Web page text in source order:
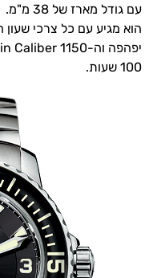
עם גודל מארז של 38 מ"מ.
הוא מגיע עם כל צרכי
100 שעות.